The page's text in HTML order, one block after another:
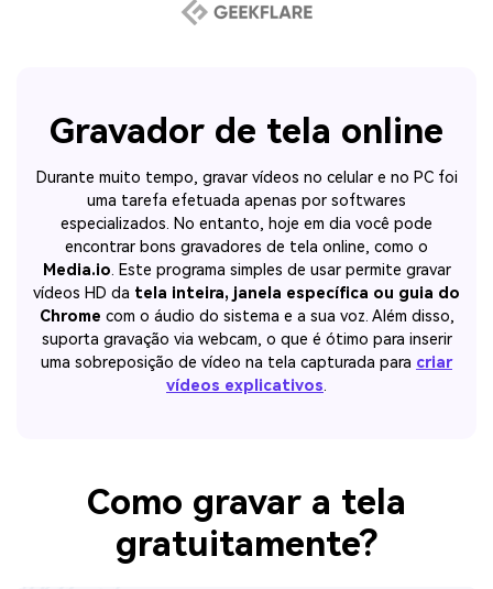
Gravador de tela online
Durante muito tempo, gravar vídeos no celular e no PC foi
uma tarefa efetuada apenas por softwares
especializados. No entanto, hoje em dia você pode
encontrar bons gravadores de tela online, como o
Media.io. Este programa simples de usar permite gravar
vídeos HD da tela inteira, janela específica ou guia do
Chrome com o áudio do sistema e a sua voz. Além disso,
suporta gravação via webcam, o que é ótimo para inserir
uma sobreposição de vídeo na tela capturada para criar
vídeos explicativos.
Como gravar a tela
gratuitamente?